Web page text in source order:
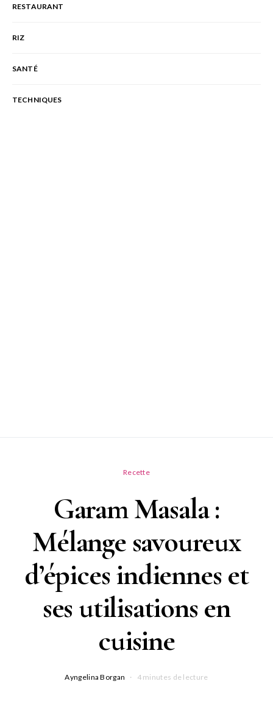
RESTAURANT
RIZ
SANTÉ
TECHNIQUES
Recette
Garam Masala :
Mélange savoureux
d’épices indiennes et
ses utilisations en
cuisine
Ayngelina Borgan 4 minutes de lecture